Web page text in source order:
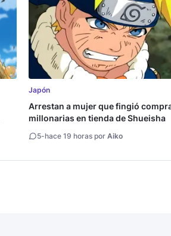
Japón
Arrestan a mujer que fingió
millonarias en tienda de Shueisha
5-hace 19 horas porAiko